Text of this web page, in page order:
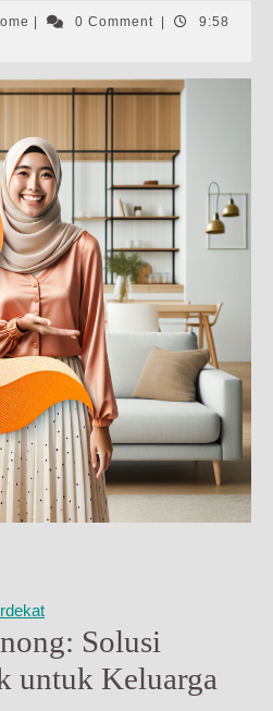
Indihome0 Comment
9:58
Solusi
untuk Keluarga